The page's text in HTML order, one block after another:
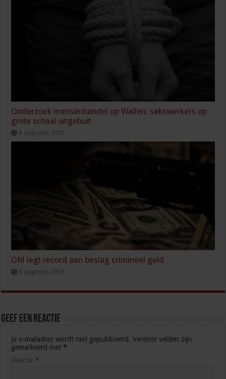
Onderzoek mensenhandel op Wallen: sekswerkers op
grote schaal uitgebuit
8 augustus 2026
OM legt record aan beslag crimineel geld
8 augustus 2026
Geef een reactie
Je e-mailadres wordt niet gepubliceerd. Vereiste velden zijn
gemarkeerd met *
Reactie *